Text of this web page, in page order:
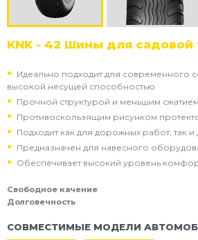
KNK - 42 Шины для садовой
Идеально подходит для современного
высокой несущей способностью
Прочной структурой и меньшим сжатием
Противоскользящим рисунком
Подходит как для дорожных работ, так
Предназначен для навесного
Обеспечивает высокий уровень
Свободное качение
Долговечность
СОВМЕСТИМЫЕ МОДЕЛИ